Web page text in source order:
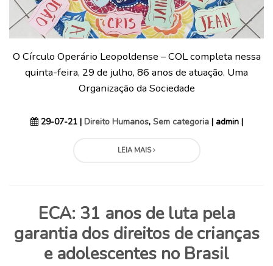
O Círculo Operário Leopoldense – COL completa nessa
quinta-feira, 29 de julho, 86 anos de atuação. Uma
Organização da Sociedade
29-07-21 | Direito Humanos, Sem categoria| admin |
LEIA MAIS
ECA: 31 anos de luta pela
garantia dos direitos de crianças
e adolescentes no Brasil